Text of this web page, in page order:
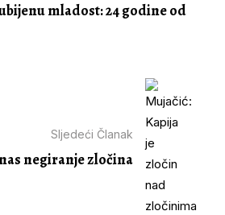
mladost: 24 godine od
Sljedeći Članak
negiranje zločina